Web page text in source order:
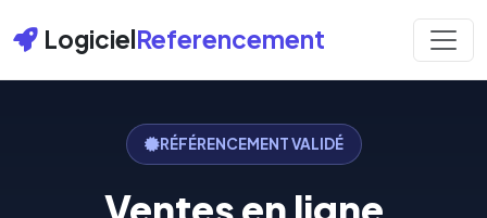
LogicielReferencement
RÉFÉRENCEMENT VALIDÉ